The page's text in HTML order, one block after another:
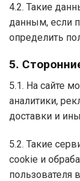
4.2. Такие
данным, если
определить
5.
5.1. На сайте
аналитики,
доставки и
5.2. Такие
cookie и
пользователя